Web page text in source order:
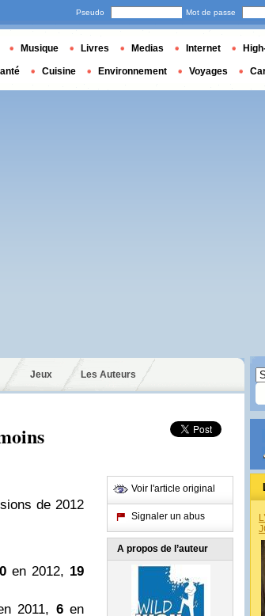
Jeux Les Auteurs
de 2012
en 2012, 19
2011, 6en
Voir l'article original
Signaler un abus
A propos de l’auteur
Pseudo Mot de passe
Musique Livres Medias Internet
Cuisine Environnement Voyages